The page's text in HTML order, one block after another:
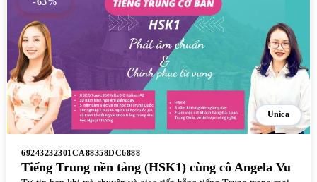
Unica
69243232301CA88358DC6888
Tiếng Trung nền tảng (HSK1) cùng cô Angela Vu